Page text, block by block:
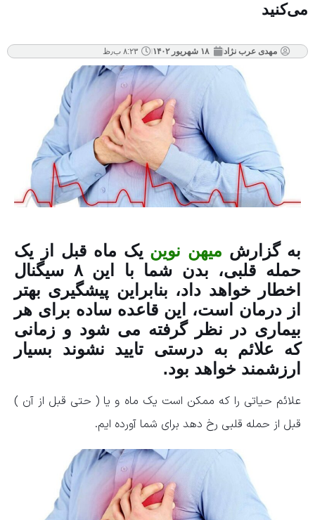
می‌کنید
مهدی عرب نژاد ۱۸ شهریور ۱۴۰۲ ۸:۲۳ ب٫ظ
به گزارش میهن نوین یک ماه قبل از یک
حمله قلبی، بدن شما با این ۸ سیگنال
اخطار خواهد داد، بنابراین پیشگیری بهتر
از درمان است، این قاعده ساده برای هر
بیماری در نظر گرفته می شود و زمانی
که علائم به درستی تایید نشوند بسیار
ارزشمند خواهد بود.
علائم حیاتی را که ممکن است یک ماه و یا ( حتی قبل از آن )
قبل از حمله قلبی رخ دهد برای شما آورده ایم.